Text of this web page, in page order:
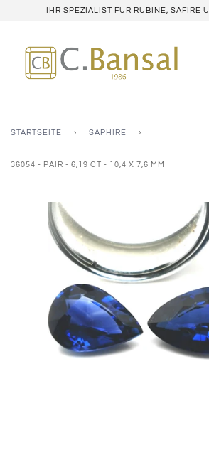
IHR SPEZIALIST FÜR RUBINE, SAFIRE
STARTSEITE › SAPHIRE ›
36054 - PAIR - 6,19 CT - 10,4 X 7,6 MM